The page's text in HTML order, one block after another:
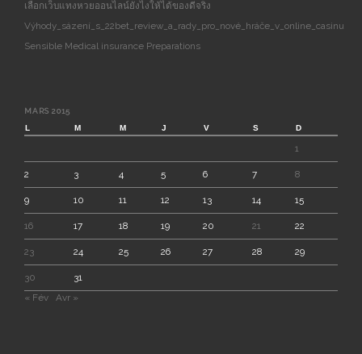
เลือกเว็บแทงหวยออนไลน์ยังไงให้ได้ของดีจริง
Výhody_sázení_s_22bet_review_a_rady_pro_nové_hráče_v_online_casinu
Sensible Medical insurance Preparations
MARS 2015
L
M M J V S D
1
2 3 4 5 6 7 8
9 10 11 12 13 14 15
16 17 18 19 20 21 22
23 24 25 26 27 28 29
30
31
« Fév
Avr »